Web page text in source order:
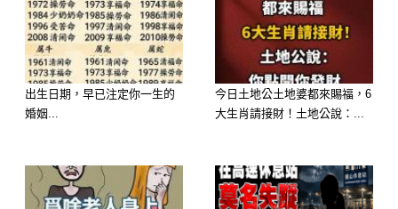
選擇 C：藥膳燉排骨 ——【財運：守
財有道，穩中求勝】
安全感。比起冒險，你更喜歡先規劃好
出生日期，早已注定你一生的
婚姻...
今日土地公土地婆都來賜福，6
大生肖請接財！土地公說：...